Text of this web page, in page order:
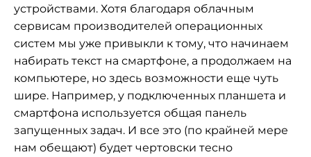
устройствами. Хотя благодаря облачным
сервисам производителей операционных
систем мы уже привыкли к тому, что начинаем
набирать текст на смартфоне, а продолжаем на
компьютере, но здесь возможности еще чуть
шире. Например, у подключенных планшета и
смартфона используется общая панель
запущенных задач. И все это (по крайней мере
нам обещают) будет чертовски тесно